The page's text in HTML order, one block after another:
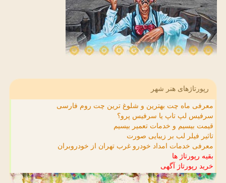
رپورتاژهای هنر شهر
معرفی ماه چت بهترین و شلوغ ترین چت روم فارسی
سرفیس لپ تاپ یا سرفیس پرو؟
قیمت بیسیم و خدمات تعمیر بیسیم
تاثیر فیلر لب بر زیبایی صورت
معرفی خدمات امداد خودرو غرب تهران از خودروبران
بقیه رپورتاژ ها
خرید رپورتاژ آگهی